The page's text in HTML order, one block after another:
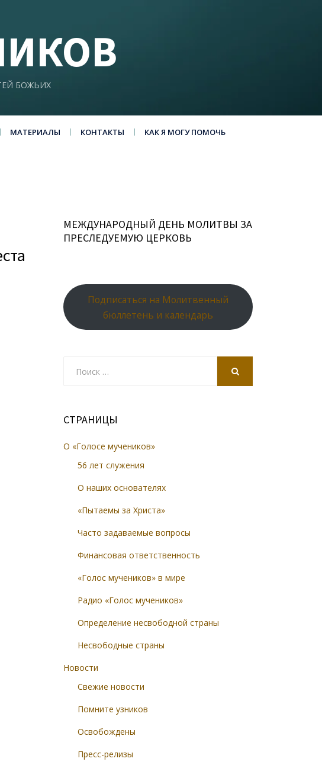
БОЖЬИХ
МАТЕРИАЛЫ КОНТАКТЫ КАК Я МОГУ ПОМОЧЬ
МЕЖДУНАРОДНЫЙ ДЕНЬ МОЛИТВЫ ЗА
ПРЕСЛЕДУЕМУЮ ЦЕРКОВЬ
Подписаться на Молитвенный
бюллетень и календарь
СТРАНИЦЫ
О «Голосе мучеников»
56 лет служения
О наших основателях
«Пытаемы за Христа»
Часто задаваемые вопросы
Финансовая ответственность
«Голос мучеников» в мире
Радио «Голос мучеников»
Определение несвободной страны
Несвободные страны
Новости
Свежие новости
Помните узников
Освобождены
Пресс-релизы